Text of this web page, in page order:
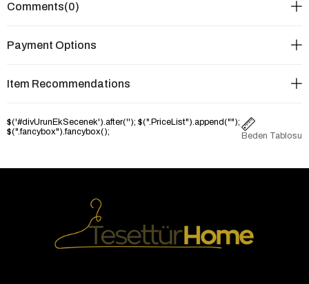
Comments(0)
Payment Options
Item Recommendations
$('#divUrunEkSecenek').after('
Beden Tablosu
'); $(".PriceList").append("");
$(".fancybox").fancybox();